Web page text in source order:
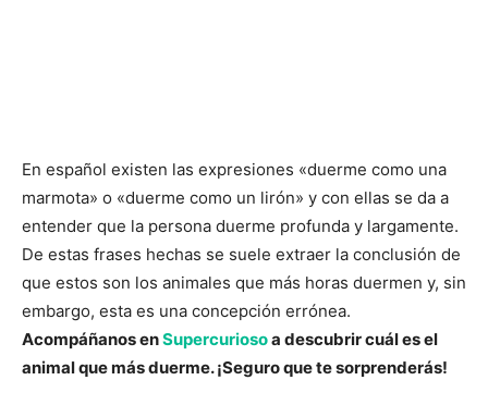
En español existen las expresiones «duerme como una
marmota» o «duerme como un lirón» y con ellas se da a
entender que la persona duerme profunda y largamente.
De estas frases hechas se suele extraer la conclusión de
que estos son los animales que más horas duermen y, sin
embargo, esta es una concepción errónea.
Acompáñanos enSupercuriosoa descubrir cuál es el
animal que más duerme. ¡Seguro que te sorprenderás!